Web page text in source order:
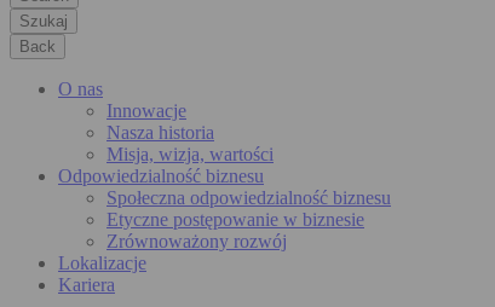
Szukaj
Back
O nas
Innowacje
Nasza historia
Misja, wizja, wartości
Odpowiedzialność biznesu
Społeczna odpowiedzialność biznesu
Etyczne postępowanie w biznesie
Zrównoważony rozwój
Lokalizacje
Kariera